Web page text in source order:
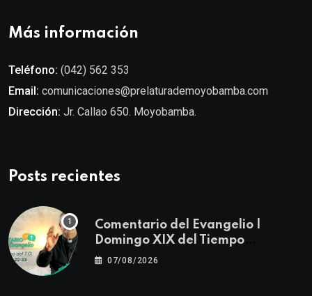
Más información
Teléfono: (042) 562 353
Email: comunicaciones@prelaturademoyobamba.com
Dirección: Jr. Callao 650. Moyobamba.
Posts recientes
Comentario del Evangelio |
Domingo XIX del Tiempo
Ordinario | Mateo 14, 22-23
07/08/2026